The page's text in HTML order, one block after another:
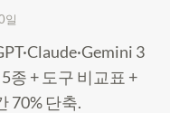
일
3
종 + 도구 비교표 +
70% 단축.